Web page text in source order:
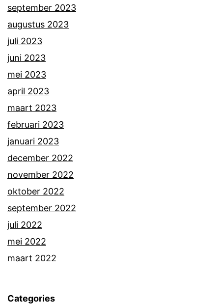
september 2023
augustus 2023
juli 2023
juni 2023
mei 2023
april 2023
maart 2023
februari 2023
januari 2023
december 2022
november 2022
oktober 2022
september 2022
juli 2022
mei 2022
maart 2022
Categories